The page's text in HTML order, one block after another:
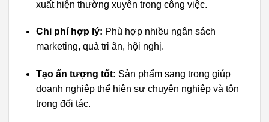
xuất hiện thường xuyên trong công việc.
Chi phí hợp lý: Phù hợp nhiều ngân sách
marketing, quà tri ân, hội nghị.
Tạo ấn tượng tốt: Sản phẩm sang trọng giúp
doanh nghiệp thể hiện sự chuyên nghiệp và tôn
trọng đối tác.